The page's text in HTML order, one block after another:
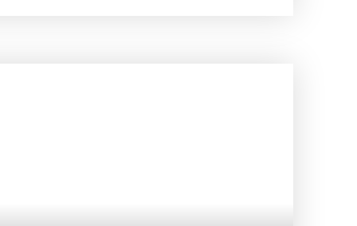
Loyer mensuel : 2800 € DPE : C/B (en cours